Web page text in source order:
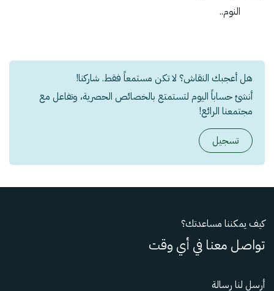
النوم..
هل أعجبك النقاش؟ لا تكن مستمعاً فقط. شاركنا!
أنشئ حساباً اليوم لتستمتع بالخصائص الحصرية، وتفاعل مع
مجتمعنا الرائع!
تسجيل
كيف يمكننا مساعدتك؟
تواصل معنا في أي وقت
أرسل لنا رسالة